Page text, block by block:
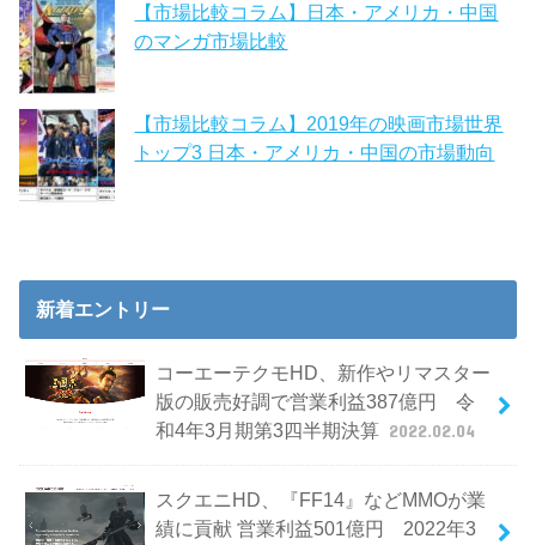
【市場比較コラム】日本・アメリカ・中国
のマンガ市場比較
【市場比較コラム】2019年の映画市場世界
トップ3 日本・アメリカ・中国の市場動向
新着エントリー
コーエーテクモHD、新作やリマスター
版の販売好調で営業利益387億円 令
和4年3月期第3四半期決算 2022.02.04
スクエニHD、『FF14』などMMOが業
績に貢献 営業利益501億円 2022年3